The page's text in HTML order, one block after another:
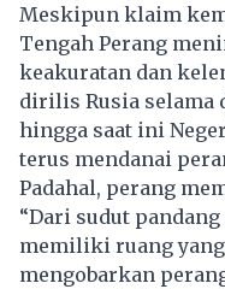
Meskipun klaim
Tengah Perang
keakuratan dan
dirilis Rusia selama
hingga saat ini
terus mendanai
Padahal, perang
“Dari sudut
memiliki ruang
mengobarkan